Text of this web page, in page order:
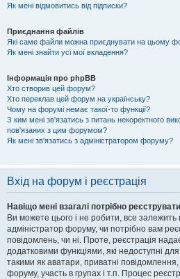
Як мені відмовитись від підписки?
Приєднання файлів
Які саме файли можна приєднувати на цьому
Як мені знайти усі мої вкладення?
Інформація про phpBB
Хто створив цей форум?
Хто переклав цей форум на українську?
Чому на форумі немає такої-то функції?
З ким мені зв'язатись з питань некоректного
пов'язаних з цим форумом?
Як мені зв'язатись з адміністратором форуму?
Вхід на форум і реєстрація
Навіщо мені взагалі потрібно
Ви можете цього і не робити, все залежить
адміністратор форуму, чи потрібно вам
повідомлень, чи ні. Проте, реєстрація
додатковими функціями, які недоступні
такими як аватари, приватні
форуму, участь в групах і т.п. Процес